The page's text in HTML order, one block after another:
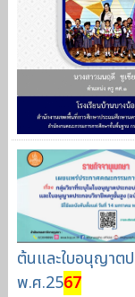
ต้นและใบอนุญาต
พ.ศ.2567